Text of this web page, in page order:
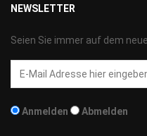
NEWSLETTER
Seien Sie immer auf dem
Email-
Addresse
Anmelden Abmelden